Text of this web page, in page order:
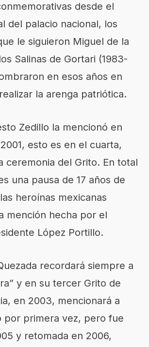
desde el
del palacio nacional, los
le siguieron Miguel de la
Salinas de Gortari (1983-
en esos años en
la arenga patriótica.
Zedillo la mencionó en
esto es en el cuarta,
ceremonia del Grito. En total
una pausa de 17 años de
heroínas mexicanas
mención hecha por el
López Portillo.
recordará siempre a
y en su tercer Grito de
en 2003, mencionará a
por primera vez, pero fue
y retomada en 2006,